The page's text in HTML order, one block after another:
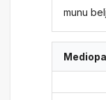
munu